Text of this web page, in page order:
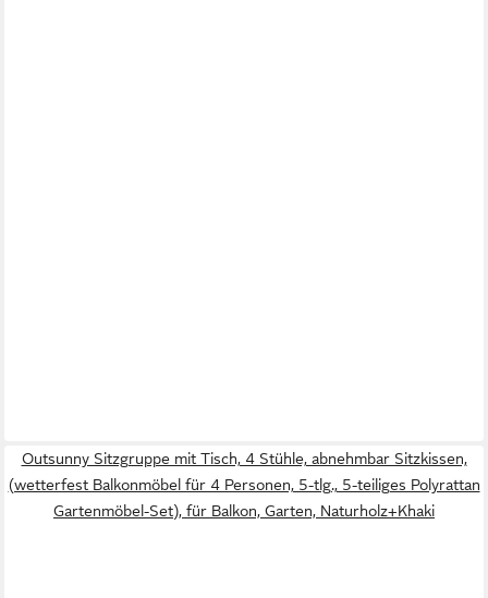
Outsunny Sitzgruppe mit Tisch, 4 Stühle, abnehmbar Sitzkissen,
(wetterfest Balkonmöbel für 4 Personen, 5-tlg., 5-teiliges Polyrattan
Gartenmöbel-Set), für Balkon, Garten, Naturholz+Khaki